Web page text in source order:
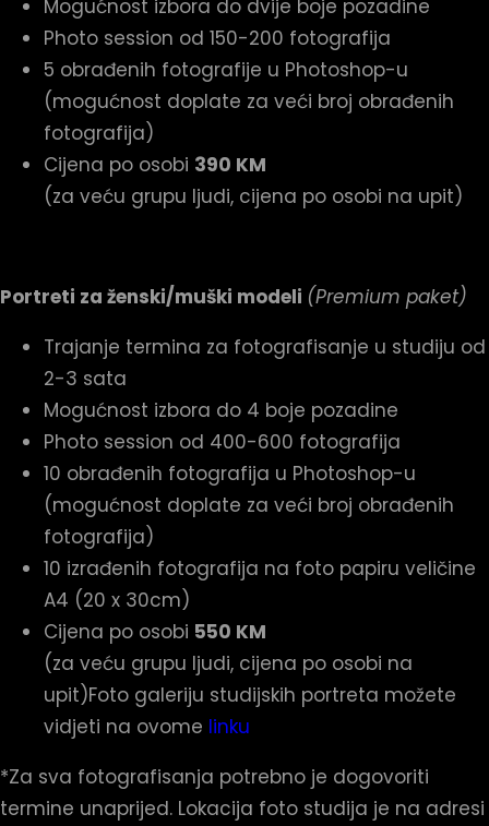
Mogućnost izbora do dvije boje pozadine
Photo session od 150-200 fotografija
5 obrađenih fotografije u Photoshop-u
(mogućnost doplate za veći broj obrađenih
fotografija)
Cijena po osobi 390 KM
(za veću grupu ljudi, cijena po osobi na upit)
Portreti za ženski/muški modeli (Premium paket)
Trajanje termina za fotografisanje u studiju od
2-3 sata
Mogućnost izbora do 4 boje pozadine
Photo session od 400-600 fotografija
10 obrađenih fotografija u Photoshop-u
(mogućnost doplate za veći broj obrađenih
fotografija)
10 izrađenih fotografija na foto papiru veličine
A4 (20 x 30cm)
Cijena po osobi 550 KM
(za veću grupu ljudi, cijena po osobi na
upit)Foto galeriju studijskih portreta možete
vidjeti na ovome linku
*Za sva fotografisanja potrebno je dogovoriti
termine unaprijed. Lokacija foto studija je na adresi